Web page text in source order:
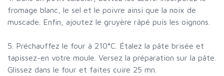
fromage blanc, le sel et le poivre ainsi que la noix de
muscade. Enfin, ajoutez le gruyère râpé puis les oignons.
5. Préchauffez le four à 210°C. Étalez la pâte brisée et
tapissez-en votre moule. Versez la préparation sur la pâte.
Glissez dans le four et faites cuire 25 mn.